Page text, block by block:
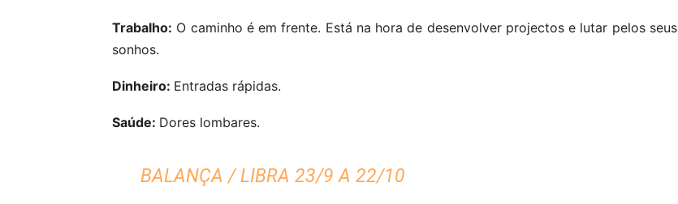
Trabalho: O caminho é em frente. Está na hora de desenvolver projectos e lutar pelos seus
sonhos.
Dinheiro: Entradas rápidas.
Saúde: Dores lombares.
BALANÇA / LIBRA 23/9 A 22/10